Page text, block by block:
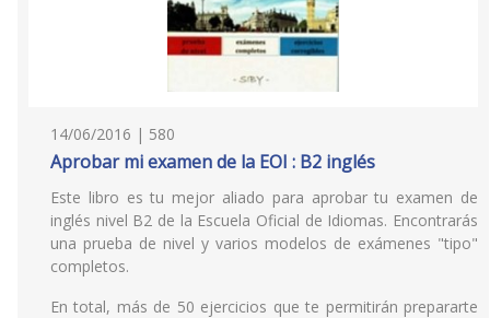
14/06/2016 | 580
Aprobar mi examen de la EOI : B2 inglés
Este libro es tu mejor aliado para aprobar tu examen de
inglés nivel B2 de la Escuela Oficial de Idiomas. Encontrarás
una prueba de nivel y varios modelos de exámenes "tipo"
completos.
En total, más de 50 ejercicios que te permitirán prepararte